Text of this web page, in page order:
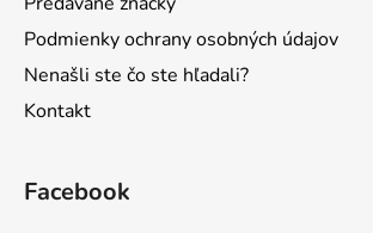
Podmienky ochrany osobných údajov
Nenašli ste čo ste hľadali?
Kontakt
Facebook